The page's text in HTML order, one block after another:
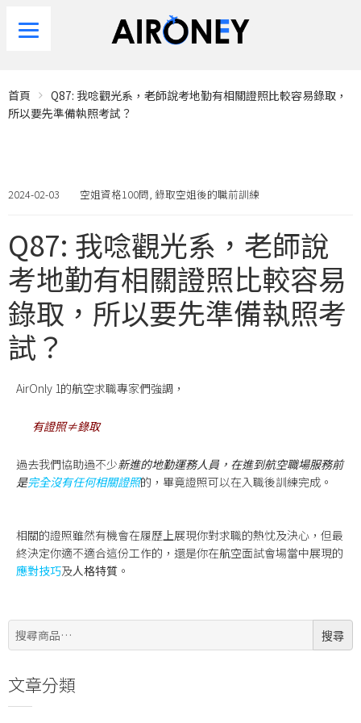
首頁
Q87: 我唸觀光系，老師說考地勤有相關證照比較容易錄取，
所以要先準備執照考試？
2024-02-03 空姐資格100問, 錄取空姐後的職前訓練
Q87: 我唸觀光系，老師說
考地勤有相關證照比較容易
錄取，所以要先準備執照考
試？
AirOnly 1的航空求職專家們強調，
有證照≠錄取
過去我們協助過不少新進的地勤運務人員，在進到航空職場服務前
是完全沒有任何相關證照的，畢竟證照可以在入職後訓練完成。
相關的證照雖然有機會在履歷上展現你對求職的熱忱及決心，但最
終決定你適不適合這份工作的，還是你在航空面試會場當中展現的
應對技巧及人格特質 。
搜
尋:
搜尋
文章分類